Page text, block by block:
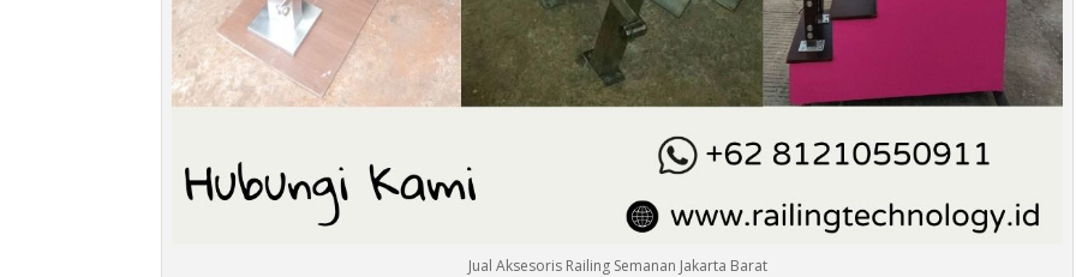
Jual Aksesoris Railing Semanan Jakarta Barat